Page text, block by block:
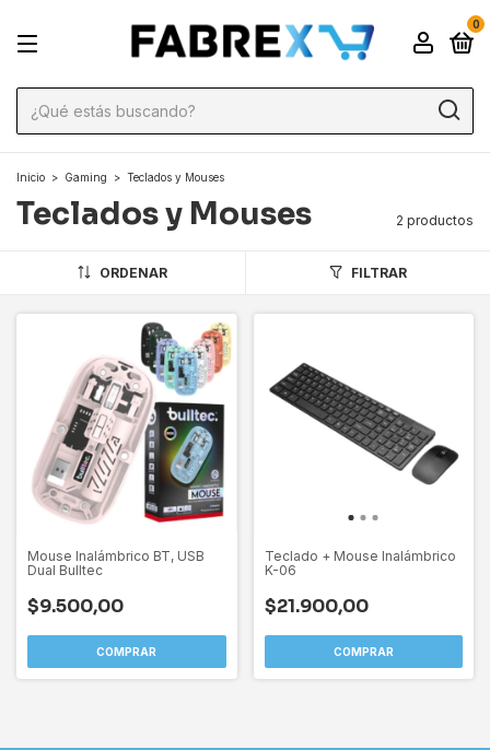
0
Inicio > Gaming > Teclados y Mouses
Teclados y Mouses 2 productos
ORDENAR FILTRAR
Mouse Inalámbrico BT, USB
Dual Bulltec
$9.500,00
Teclado + Mouse Inalámbrico
K-06
$21.900,00